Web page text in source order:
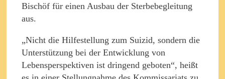
Bischöf für einen Ausbau der Sterbebegleitung
aus.
„Nicht die Hilfestellung zum Suizid, sondern die
Unterstützung bei der Entwicklung von
Lebensperspektiven ist dringend geboten“, heißt